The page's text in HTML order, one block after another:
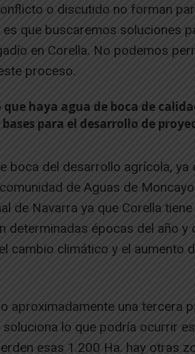
o discutido no forman
que buscaremos soluciones
en Corella. No podemos
proceso.
haya agua de boca de
para el desarrollo de
boca del desarrollo agrícola, ya
de Aguas de
de Navarra ya que Corella tiene
determinadas épocas del año y
cambio climático y el aumento
aproximadamente una tercera
lo que podría ocurrir
esas 1.200 Ha. hay otras